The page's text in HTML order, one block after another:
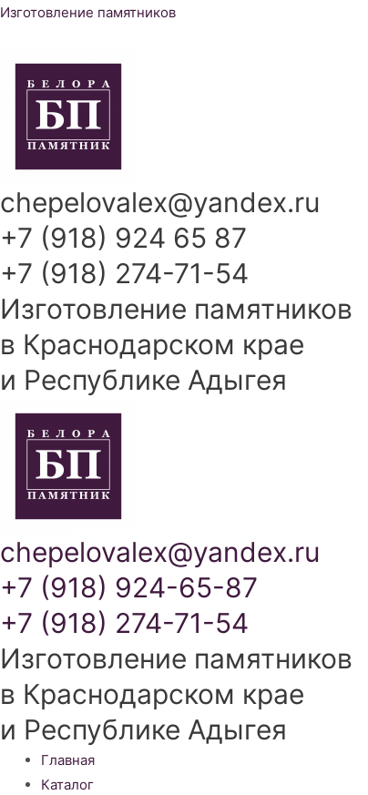
Перейти
содержимому
Изготовление памятников
chepelovalex@yandex.ru
+7 (918) 924 65 87
+7 (918) 274-71-54
Изготовление памятников
в Краснодарском крае
и Республике Адыгея
chepelovalex@yandex.ru
+7 (918) 924-65-87
+7 (918) 274-71-54
Изготовление памятников
в Краснодарском крае
и Республике Адыгея
Меню
Главная
Каталог